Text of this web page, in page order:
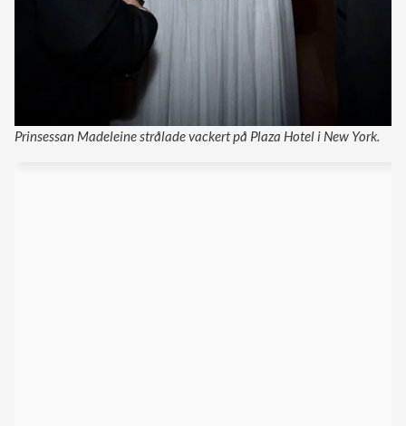
Prinsessan Madeleine strålade vackert på Plaza Hotel i New York.